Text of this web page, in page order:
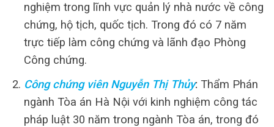
nghiệm trong lĩnh vực quản lý nhà nước về công
chứng, hộ tịch, quốc tịch. Trong đó có 7 năm
trực tiếp làm công chứng và lãnh đạo Phòng
Công chứng.
Công chứng viên Nguyễn Thị Thủy: Thẩm Phán
ngành Tòa án Hà Nội với kinh nghiệm công tác
pháp luật 30 năm trong ngành Tòa án, trong đó